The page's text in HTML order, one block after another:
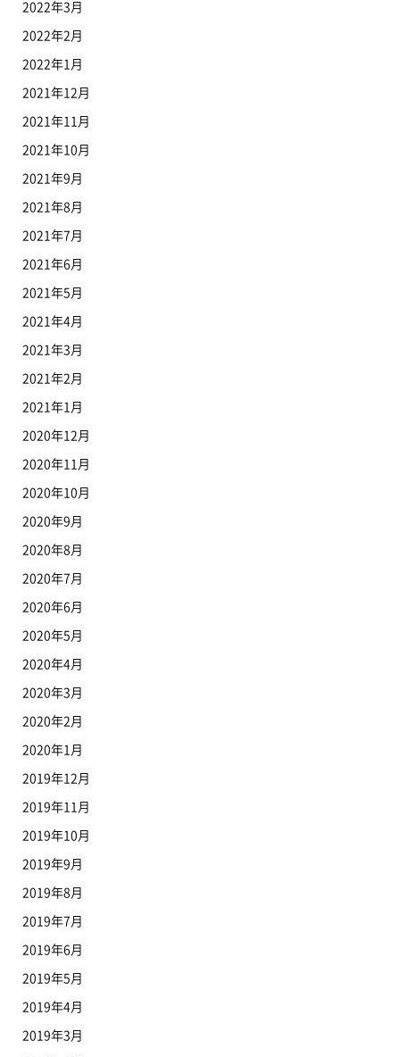
2022年3月
2022年2月
2022年1月
2021年12月
2021年11月
2021年10月
2021年9月
2021年8月
2021年7月
2021年6月
2021年5月
2021年4月
2021年3月
2021年2月
2021年1月
2020年12月
2020年11月
2020年10月
2020年9月
2020年8月
2020年7月
2020年6月
2020年5月
2020年4月
2020年3月
2020年2月
2020年1月
2019年12月
2019年11月
2019年10月
2019年9月
2019年8月
2019年7月
2019年6月
2019年5月
2019年4月
2019年3月